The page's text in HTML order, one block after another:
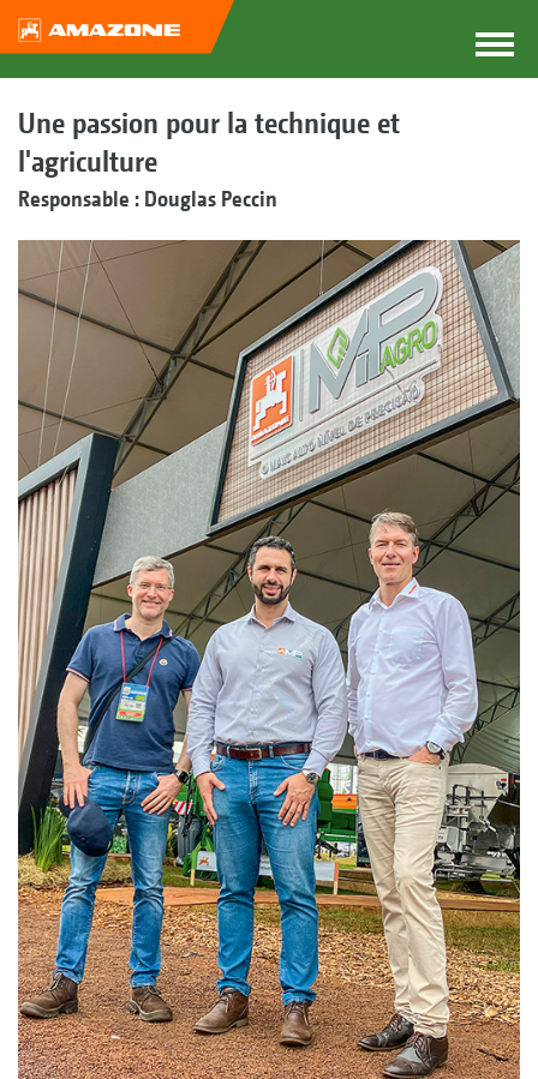
Une passion pour la technique et
l'agriculture
Responsable : Douglas Peccin